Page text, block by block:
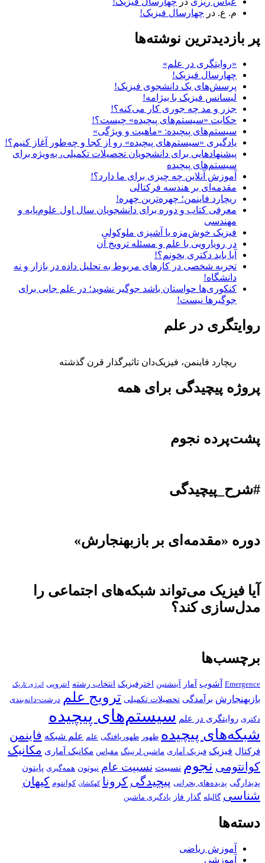
م. ع. در چهارسال فیزیک!
پر بازدیدترین نوشته‌ها
«روایتگری در علم»
چهارسال فیزیک!
پرسش‌های یک دانشجوی فیزیک!
لیسانس فیزیک با بیژامه!
جزر و مد چه جوری کار می‌کنه؟!
حکایت «سیستم‌های پیچیده» چیست؟!
سیستم‌های پیچیده: «ماهیت و ویژگی‌»
یادگیری «سیستم‌های پیچیده» رو از کجا و چه‌طور آغاز کنیم؟!
پیشنهادهایی برای دانشجویان تحصیلات تکمیلی، به‌ویژه برای
سیستم‌های پیچیده
آموزش آنلاین چه چیزی برای ما دارد؟!
مقدمه‌ای بر هندسه فرکتالی
ریچارد فاینمن؛ چهره‌ترین چهره!
معرفی کتاب و دوره برای دانشجویان سال اول علوم‌پایه و
مهندسی
فیزیک خوش‌مزه یا آشپزی ملوکولی
در رویارویی با علم و مسئله ترویج آن
آیا باید دکتری بخونم؟!
تجربه شخصی در کارهای مربوط به تحلیل داده در بازار و نه
دانشگاه!
کنکوری‌ها حواستان باشد جوگیر نشوید؛ در علم جایی برای
جوگیرها نیست!
روایتگری در علم
ریچارد فاینمن، فیزیک‌دان تاثیرگذار قرن گذشته
پروژه پیچیدگی برای همه
پشت‌پرده نجوم
#شرح_پیچیدگی
دوره «مقدمه‌ای بر بازبهنجارش»
آیا فیزیک می‌تواند شبکه‌های اجتماعی را
مدل‌سازی کند؟
برچسب‌ها
Emergence آشوب آمار آینشتین اخترفیزیک انتخاب رشته انتروپی انرژی تاریک
بازبهنجارش برآمدگی تحصیلات تکمیلی ترویج علم درشت-دانه‌بندی
دکتری روایتگری در علم سیستم‌های پیچیده
شبکه‌های پیچیده ظهور ظهوریافتگی علم علم شبکه فاینمن
فرکتال فیزیک فیزیک آماری ماشین لرنینگ مقیاس مکانیک آماری مکانیک
کوانتومی نجوم نسبیت نسبیت عام نیوتون همه‌گیری پایتون
پدیدارگی پدیده‌های بحرانی پیچیدگی کرونا کهکشان کوانتوم کیهان
شناسی گالیله گذار فاز یادگیری ماشین
دسته‌ها
آموزش ریاضی
آموزشی